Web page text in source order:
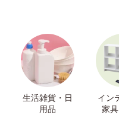
生活雑貨・日
用品
イン
家